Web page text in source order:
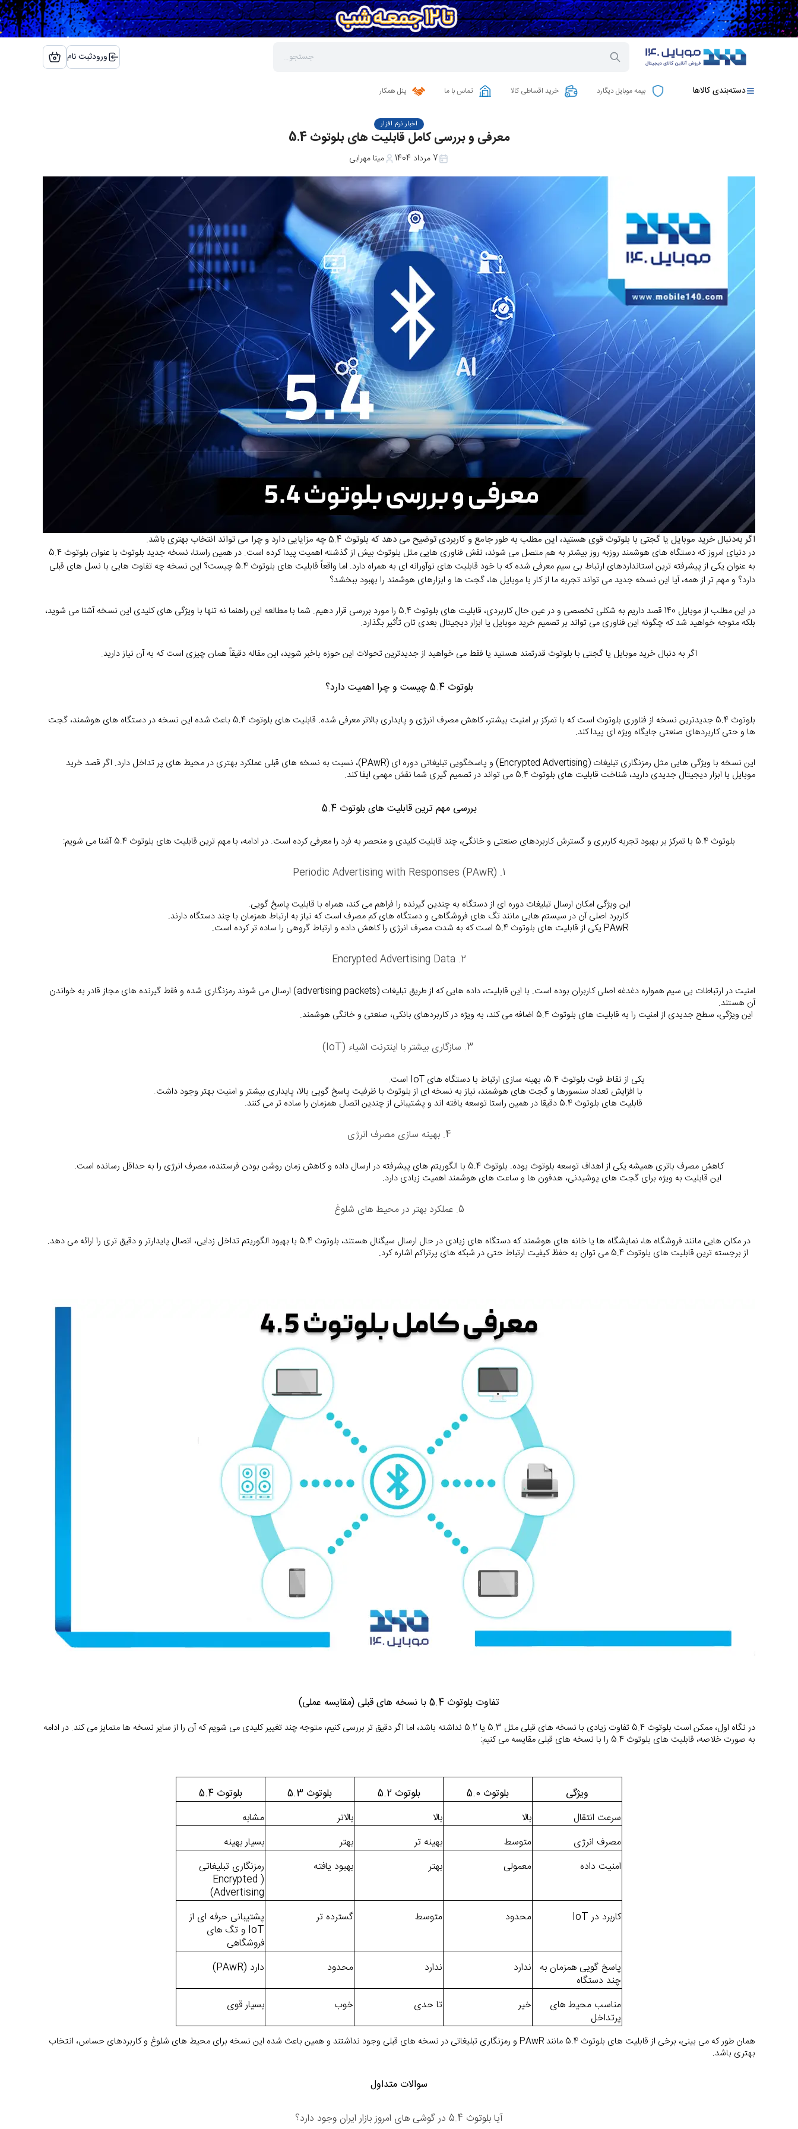
ورودثبت نام
دسته‌بندی کالاها بیمه موبایل دیگارد خرید اقساطی کالا تماس با ما پنل همکار
اخبار نرم افزار
معرفی و بررسی کامل قابلیت های بلوتوث 5.4
7 مرداد 1404 مینا مهرابی
اگر به‌دنبال خرید موبایل یا گجتی با بلوتوث قوی هستید، این مطلب به‌ طور جامع و کاربردی توضیح می‌ دهد که بلوتوث 5.4 چه مزایایی دارد و چرا می‌ تواند انتخاب بهتری باشد.
دارد؟ و مهم تر از همه، آیا این نسخه جدید می تواند تجربه ما از کار با موبایل ها، گجت ها و ابزارهای هوشمند را بهبود ببخشد؟
بلکه متوجه خواهید شد که چگونه این فناوری می تواند بر تصمیم خرید موبایل یا ابزار دیجیتال بعدی تان تأثیر بگذارد.
اگر به دنبال خرید موبایل یا گجتی با بلوتوث قدرتمند هستید یا فقط می خواهید از جدیدترین تحولات این حوزه باخبر شوید، این مقاله دقیقاً همان چیزی است که به آن نیاز دارید.
بلوتوث 5.4 چیست و چرا اهمیت دارد؟
ها و حتی کاربردهای صنعتی جایگاه ویژه ای پیدا کند.
این نسخه با ویژگی هایی مثل رمزنگاری
موبایل یا ابزار دیجیتال جدیدی دارید، شناخت قابلیت های بلوتوث 5.4 می تواند در تصمیم گیری شما نقش مهمی ایفا کند.
بررسی مهم ترین قابلیت های بلوتوث 5.4
بلوتوث 5.4 با تمرکز بر بهبود تجربه کاربری و گسترش کاربردهای صنعتی و خانگی، چند قابلیت کلیدی و منحصر به فرد را معرفی کرده است. در ادامه، با مهم ترین قابلیت های بلوتوث 5.4 آشنا می شویم:
1. Periodic Advertising with Responses (PAwR)
این ویژگی امکان ارسال تبلیغات دوره ای از دستگاه به چندین گیرنده را فراهم می کند، همراه با قابلیت پاسخ گویی.
کاربرد اصلی آن در سیستم هایی مانند تگ های فروشگاهی و دستگاه های کم مصرف است که نیاز به ارتباط همزمان با چند دستگاه دارند.
PAwR یکی از قابلیت های بلوتوث 5.4 است که به شدت مصرف انرژی را کاهش داده و ارتباط گروهی را ساده تر کرده است.
2. Encrypted Advertising Data
آن هستند.
3. سازگاری بیشتر با اینترنت اشیاء (IoT)
یکی از نقاط قوت بلوتوث 5.4، بهینه سازی ارتباط با دستگاه های IoT است.
4. بهینه سازی مصرف انرژی
کاهش مصرف باتری همیشه یکی از اهداف توسعه بلوتوث بوده. بلوتوث 5.4 با الگوریتم های پیشرفته در ارسال داده و کاهش زمان روشن بودن فرستنده، مصرف انرژی را به حداقل رسانده است.
5. عملکرد بهتر در محیط های شلوغ
در مکان هایی مانند فروشگاه ها، نمایشگاه ها یا خانه های هوشمند که دستگاه های زیادی در حال ارسال سیگنال هستند، بلوتوث 5.4 با بهبود الگوریتم تداخل زدایی، اتصال پایدارتر و دقیق تری را ارائه می دهد.
تفاوت بلوتوث 5.4 با نسخه های قبلی (مقایسه عملی)
به صورت خلاصه، قابلیت های بلوتوث 5.4 را با نسخه های قبلی مقایسه می کنیم:
ویژگی بلوتوث 5.0 بلوتوث 5.2 بلوتوث 5.3
بلوتوث 5.4
سرعت انتقال
بالا بالا بالاتر
مشابه
مصرف انرژی
متوسط بهینه تر بهتر
بسیار بهینه
امنیت داده
معمولی بهتر بهبود یافته
(Encrypted
Advertising)
کاربرد در IoT
محدود متوسط گسترده تر
پشتیبانی حرفه ای از
فروشگاهی
چند دستگاه
ندارد ندارد محدود دارد (PAwR)
پرتداخل
خیر تا حدی خوب بسیار قوی
بهتری باشد.
سوالات متداول
آیا بلوتوث 5.4 در گوشی های امروز بازار ایران وجود دارد؟